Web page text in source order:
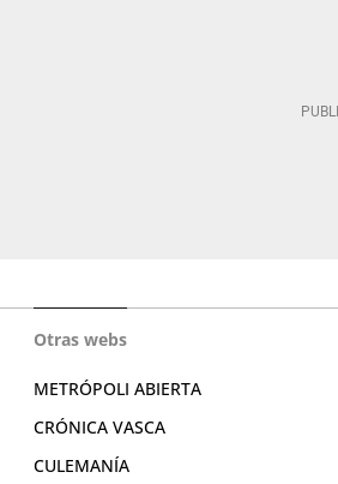
Otras webs
METRÓPOLI ABIERTA
CRÓNICA VASCA
CULEMANÍA